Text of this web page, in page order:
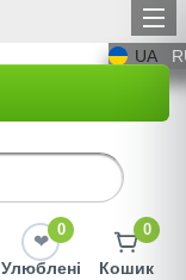
UA
0
Улюблені
0
Кошик